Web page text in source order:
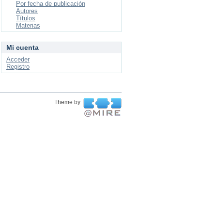
Por fecha de publicación
Autores
Títulos
Materias
Mi cuenta
Acceder
Registro
Theme by